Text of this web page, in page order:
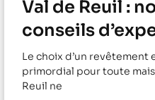
Val de Reuil :
conseils
Le choix d’un revêtement
primordial pour toute
Reuil ne